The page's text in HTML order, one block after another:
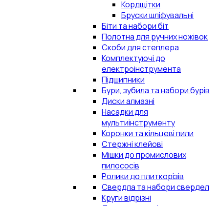
Кордщітки
Бруски шліфувальні
Біти та набори біт
Полотна для ручних ножівок
Скоби для степлера
Комплектуючі до
електроінструмента
Підшипники
Бури, зубила та набори бурів
Диски алмазні
Насадки для
мультиінструменту
Коронки та кільцеві пили
Стержні клейові
Мішки до промислових
пилососів
Ролики до плиткорізів
Свердла та набори свердел
Круги відрізні